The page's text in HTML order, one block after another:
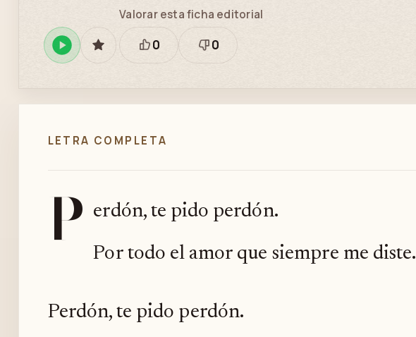
ReproducirGUARDAR
Valorar esta ficha editorial
Está
0
Necesita
0
LETRA COMPLETA
P erdón, te pido perdón.
Por todo el amor que siempre me diste.
Perdón, te pido perdón.